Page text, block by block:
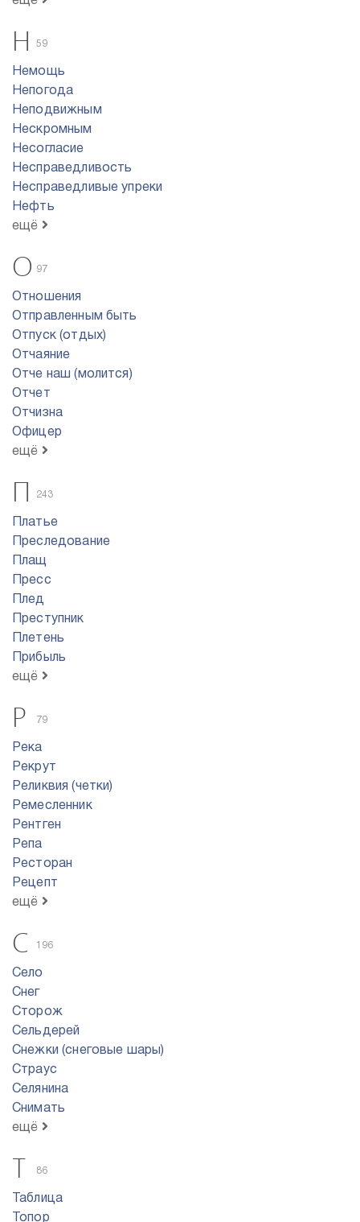
Н 59
Немощь
Непогода
Неподвижным
Нескромным
Несогласие
Несправедливость
Несправедливые упреки
Нефть
ещё
О 97
Отношения
Отправленным быть
Отпуск (отдых)
Отчаяние
Отче наш (молится)
Отчет
Отчизна
Офицер
ещё
П 243
Платье
Преследование
Плащ
Пресс
Плед
Преступник
Плетень
Прибыль
ещё
Р 79
Река
Рекрут
Реликвия (четки)
Ремесленник
Рентген
Репа
Ресторан
Рецепт
ещё
С 196
Село
Снег
Сторож
Сельдерей
Снежки (снеговые шары)
Страус
Селянина
Снимать
ещё
Т 86
Таблица
Топор